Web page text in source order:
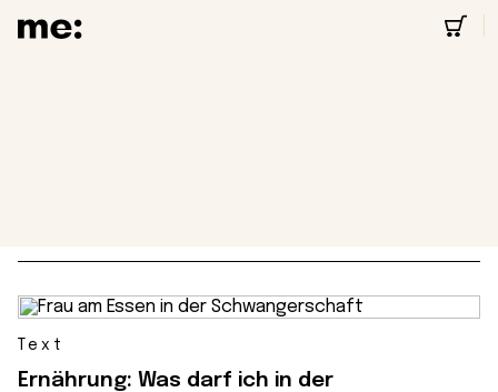
Text
Ernährung: Was darf ich in der